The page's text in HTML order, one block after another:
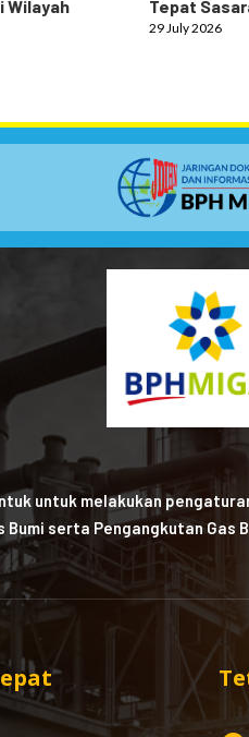
Wilayah
Tepat
29 July 2026
untuk melakukan
Bumi serta Pengangkutan